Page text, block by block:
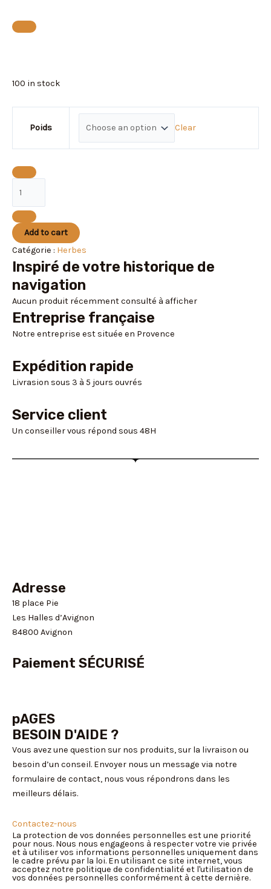
100 in stock
Poids Clear
Add to cart
Catégorie : Herbes
Inspiré de votre historique de
navigation
Aucun produit récemment consulté à afficher
Entreprise française
Notre entreprise est située en Provence
Expédition rapide
Livrasion sous 3 à 5 jours ouvrés
Service client
Un conseiller vous répond sous 48H
Adresse
18 place Pie
Les Halles d’Avignon
84800 Avignon
Paiement SÉCURISÉ
pAGES
BESOIN D'AIDE ?
Vous avez une question sur nos produits, sur la livraison ou
besoin d’un conseil. Envoyer nous un message via notre
formulaire de contact, nous vous répondrons dans les
meilleurs délais.
Contactez-nous
La protection de vos données personnelles est une priorité
pour nous. Nous nous engageons à respecter votre vie privée
et à utiliser vos informations personnelles uniquement dans
le cadre prévu par la loi. En utilisant ce site internet, vous
acceptez notre politique de confidentialité et l'utilisation de
vos données personnelles conformément à cette dernière.